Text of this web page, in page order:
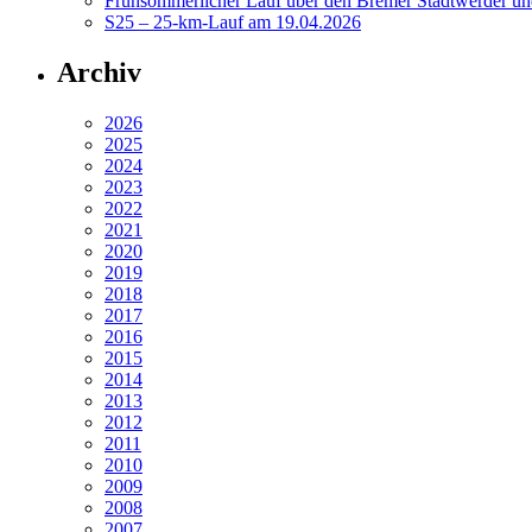
S25 – 25-km-Lauf am 19.04.2026
Archiv
2026
2025
2024
2023
2022
2021
2020
2019
2018
2017
2016
2015
2014
2013
2012
2011
2010
2009
2008